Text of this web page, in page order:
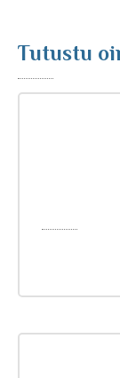
Tajunnanvirta
Tutustu